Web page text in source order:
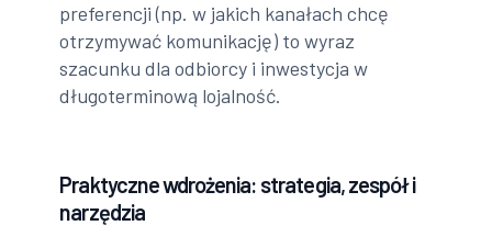
preferencji (np. w jakich kanałach chcę
otrzymywać komunikację) to wyraz
szacunku dla odbiorcy i inwestycja w
długoterminową lojalność.
Praktyczne wdrożenia: strategia, zespół i
narzędzia